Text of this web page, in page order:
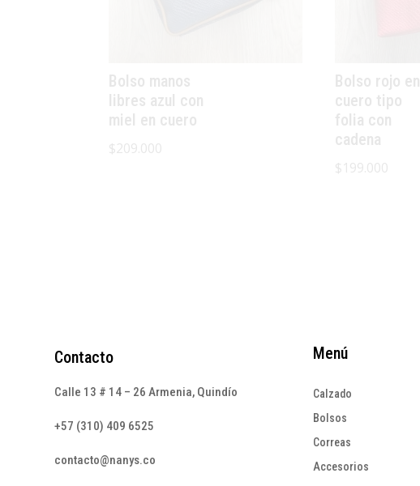
Bolso manos
libres azul con
miel en cuero
$209.000
Bolso rojo en
cuero tipo
folia con
cadena
$ 199.000
Contacto
Calle 13 # 14 – 26 Armenia, Quindío
+57 (310) 409 6525
contacto@nanys.co
Menú
Calzado
Bolsos
Correas
Accesorios